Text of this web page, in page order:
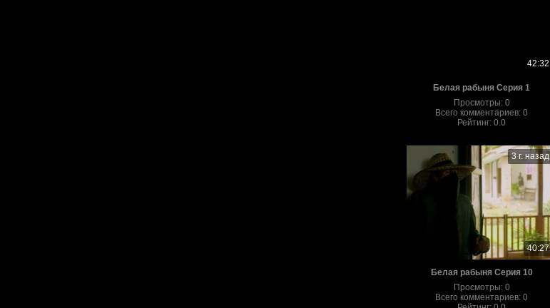
42:32
Белая рабыня Серия 1
Просмотры: 0
Всего комментариев: 0
Рейтинг: 0.0
3 г. назад
40:27
Белая рабыня Серия 10
Просмотры: 0
Всего комментариев: 0